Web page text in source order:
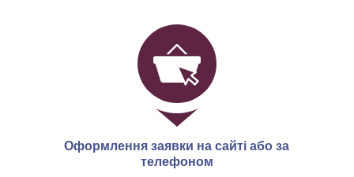
Оформлення заявки на сайті або за
телефоном